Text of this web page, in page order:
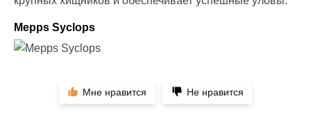
Mepps Syclops
Мне нравится Не нравится